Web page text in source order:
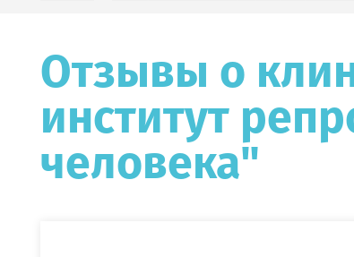
Отзывы о
институт
человека"